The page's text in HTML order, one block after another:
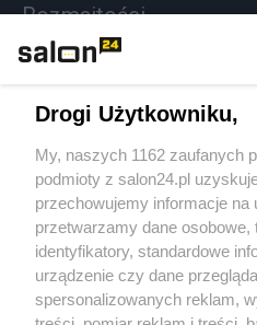
Rozmaitości
Sport
Społeczeństwo
Kultura
Drogi Użytkowniku,
My, naszych 1162 zaufanych
podmioty z salon24.pl
przechowujemy informacje na
przetwarzamy dane osobowe,
identyfikatory, standardowe
urządzenie czy dane
spersonalizowanych reklam,